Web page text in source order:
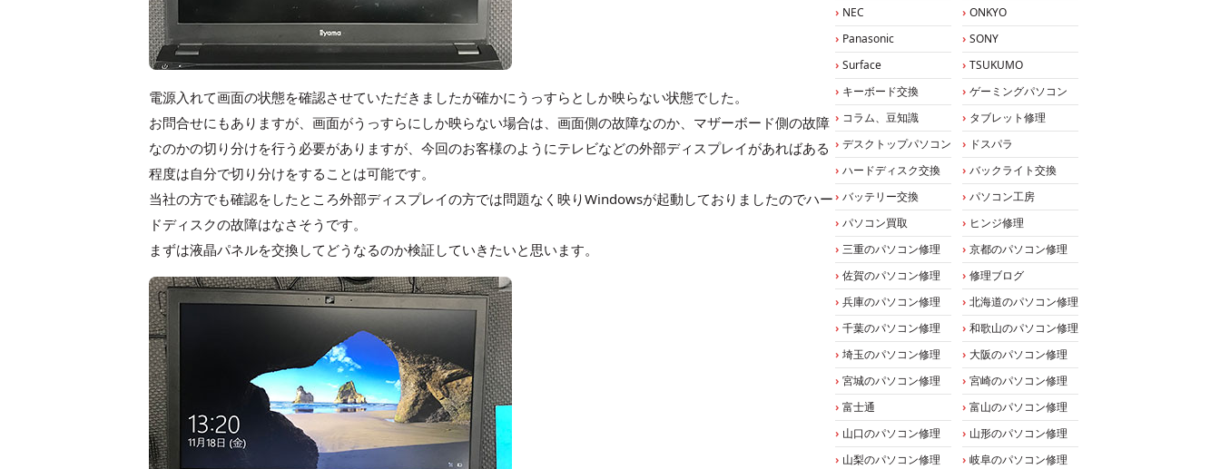
電源入れて画面の状態を確認させていただきましたが確かにうっすらとしか映らない状態でした。
お問合せにもありますが、画面がうっすらにしか映らない場合は、画面側の故障なのか、マザーボード側の故障
なのかの切り分けを行う必要がありますが、今回のお客様のようにテレビなどの外部ディスプレイがあればある
程度は自分で切り分けをすることは可能です。
当社の方でも確認をしたところ外部ディスプレイの方では問題なく映りWindowsが起動しておりましたのでハー
ドディスクの故障はなさそうです。
まずは液晶パネルを交換してどうなるのか検証していきたいと思います。
NEC
ONKYO
Panasonic
SONY
Surface
TSUKUMO
キーボード交換
ゲーミングパソコン
コラム、豆知識
タブレット修理
デスクトップパソコン
ドスパラ
ハードディスク交換
バックライト交換
バッテリー交換
パソコン工房
パソコン買取
ヒンジ修理
三重のパソコン修理
京都のパソコン修理
佐賀のパソコン修理
修理ブログ
兵庫のパソコン修理
北海道のパソコン修理
千葉のパソコン修理
和歌山のパソコン修理
埼玉のパソコン修理
大阪のパソコン修理
宮城のパソコン修理
宮崎のパソコン修理
富士通
富山のパソコン修理
山口のパソコン修理
山形のパソコン修理
山梨のパソコン修理
岐阜のパソコン修理